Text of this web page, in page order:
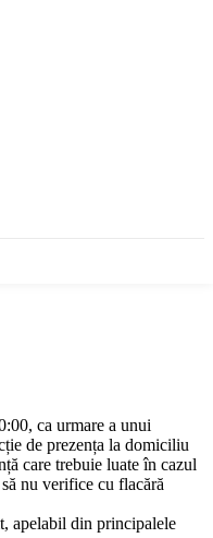
ca urmare a unui
de prezența la domiciliu
care trebuie luate în cazul
nu verifice cu flacără
apelabil din principalele